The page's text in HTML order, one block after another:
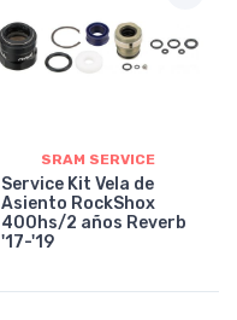
SRAM SERVICE
Service Kit Vela de
Asiento RockShox
400hs/2 años Reverb
'17-'19